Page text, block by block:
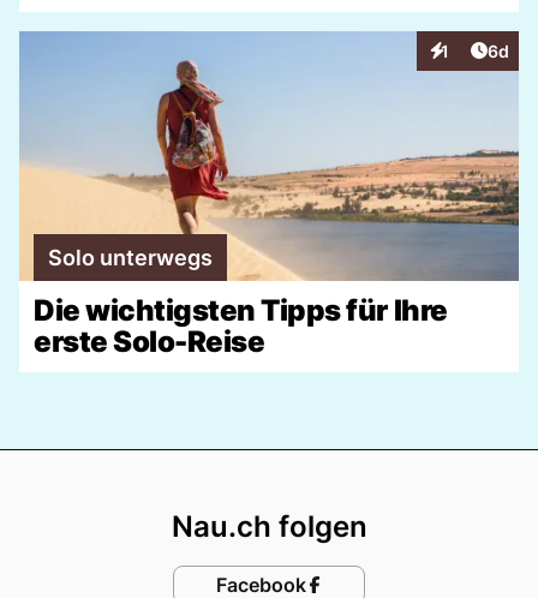
1
Interaktionen
6d
Solo unterwegs
Die wichtigsten Tipps für Ihre
erste Solo-Reise
Nau.ch folgen
Facebook